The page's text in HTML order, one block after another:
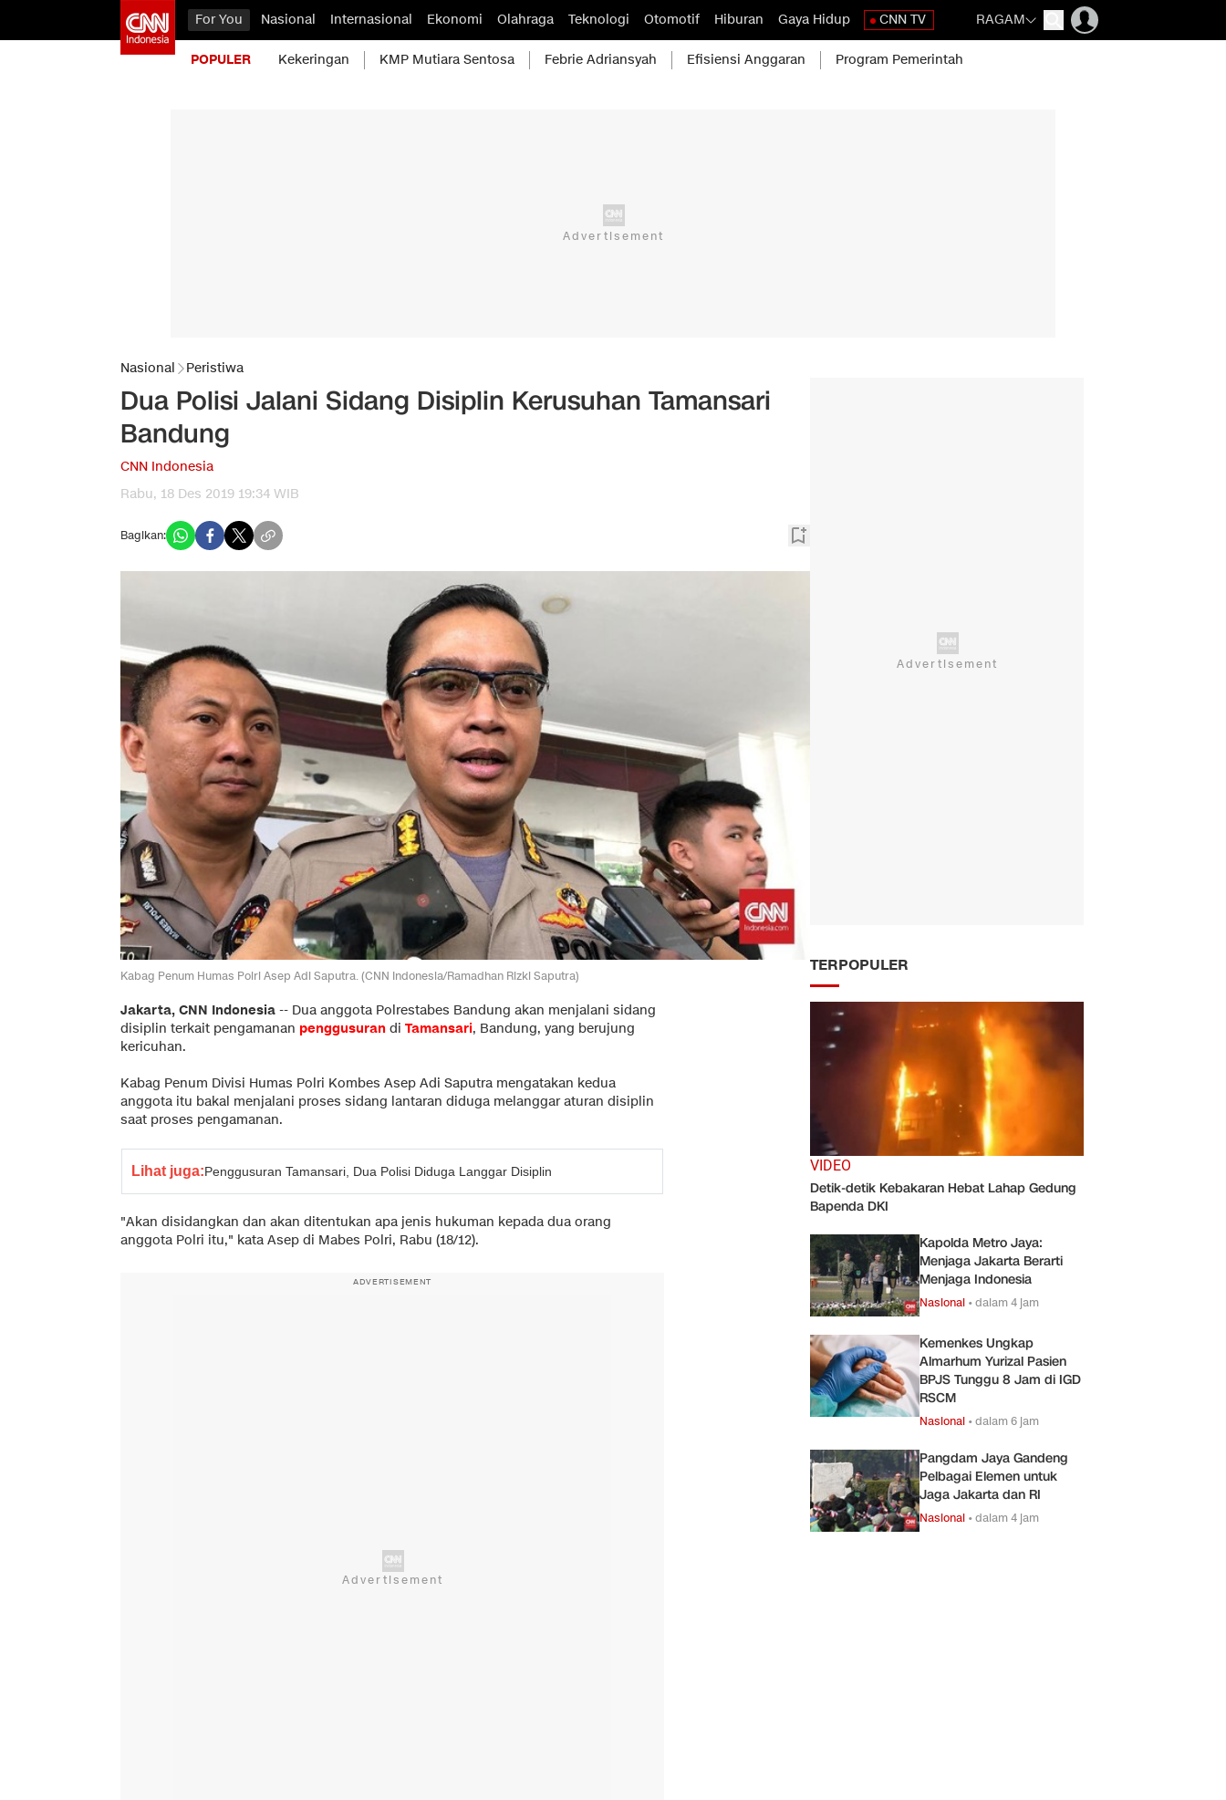
For You Nasional Internasional Ekonomi Olahraga Teknologi Otomotif Hiburan Gaya Hidup CNN TV RAGAM
POPULER Kekeringan KMP Mutiara Sentosa Febrie Adriansyah Efisiensi Anggaran Program Pemerintah
Nasional Peristiwa
Dua Polisi Jalani Sidang Disiplin Kerusuhan Tamansari
Bandung
CNN Indonesia
Rabu, 18 Des 2019 19:34 WIB
Bagikan:
Kabag Penum Humas Polri Asep Adi Saputra. (CNN Indonesia/Ramadhan Rizki Saputra)
Jakarta, CNN Indonesia -- Dua anggota Polrestabes Bandung akan menjalani sidang
disiplin terkait pengamanan penggusuran di Tamansari, Bandung, yang berujung
kericuhan.
Kabag Penum Divisi Humas Polri Kombes Asep Adi Saputra mengatakan kedua
anggota itu bakal menjalani proses sidang lantaran diduga melanggar aturan disiplin
saat proses pengamanan.
Lihat juga:Penggusuran Tamansari, Dua Polisi Diduga Langgar Disiplin
"Akan disidangkan dan akan ditentukan apa jenis hukuman kepada dua orang
anggota Polri itu," kata Asep di Mabes Polri, Rabu (18/12).
ADVERTISEMENT
TERPOPULER
VIDEO
Detik-detik Kebakaran Hebat Lahap Gedung
Bapenda DKI
Kapolda Metro Jaya:
Menjaga Jakarta Berarti
Menjaga Indonesia
Nasional •dalam 4 jam
Kemenkes Ungkap
Almarhum Yurizal Pasien
BPJS Tunggu 8 Jam di IGD
RSCM
Nasional •dalam 6 jam
Pangdam Jaya Gandeng
Pelbagai Elemen untuk
Jaga Jakarta dan RI
Nasional •dalam 4 jam